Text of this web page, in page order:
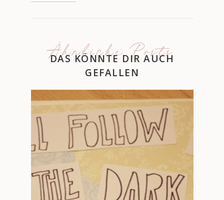
Ähnliche Posts
DAS KÖNNTE DIR AUCH
GEFALLEN